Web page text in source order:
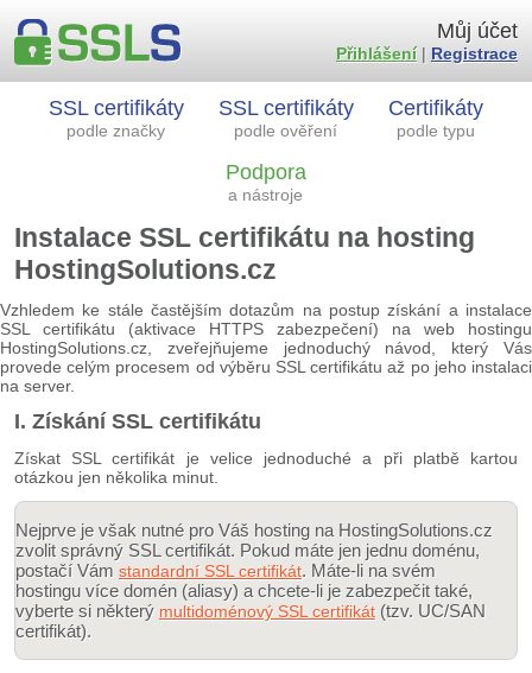
SSL certifikáty
podle značky
SSL certifikáty
podle ověření
Certifikáty
podle typu
Podpora
a nástroje
Můj účet
Přihlášení| Registrace
Instalace SSL certifikátu na hosting
HostingSolutions.cz
Vzhledem ke stále častějším dotazům na postup získání a instalace
SSL certifikátu (aktivace HTTPS zabezpečení) na web hostingu
HostingSolutions.cz, zveřejňujeme jednoduchý návod, který Vás
provede celým procesem od výběru SSL certifikátu až po jeho instalaci
na server.
I. Získání SSL certifikátu
Získat SSL certifikát je velice jednoduché a při platbě kartou
otázkou jen několika minut.
Nejprve je však nutné pro Váš hosting na HostingSolutions.cz
zvolit správný SSL certifikát. Pokud máte jen jednu doménu,
postačí Vám standardní SSL certifikát. Máte-li na svém
hostingu více domén (aliasy) a chcete-li je zabezpečit také,
vyberte si některý multidoménový SSL certifikát (tzv. UC/SAN
certifikát).